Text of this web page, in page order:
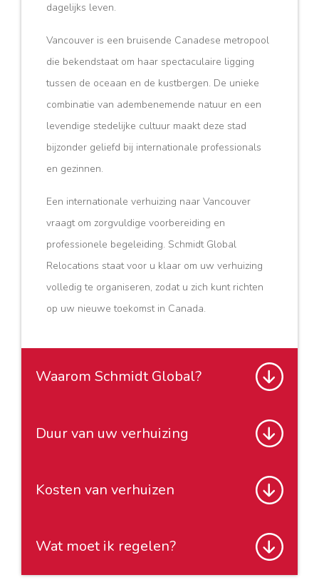
dagelijks leven.
Vancouver is een bruisende Canadese metropool
die bekendstaat om haar spectaculaire ligging
tussen de oceaan en de kustbergen. De unieke
combinatie van adembenemende natuur en een
levendige stedelijke cultuur maakt deze stad
bijzonder geliefd bij internationale professionals
en gezinnen.
Een internationale verhuizing naar Vancouver
vraagt om zorgvuldige voorbereiding en
professionele begeleiding. Schmidt Global
Relocations staat voor u klaar om uw verhuizing
volledig te organiseren, zodat u zich kunt richten
op uw nieuwe toekomst in Canada.
Waarom Schmidt Global?
Waarom Schmidt Global
Vancouver?
praktijk. Vanaf het eerste contactmoment krijgt u
een persoonlijke Move Manager toegewezen.
Duur van uw verhuizing
Hoelang duurt verhuizen
De duur van uw verhuizing naar Vancouver is
Kosten van verhuizen
Wat kost verhuizen naar
Vancouver?
Wat moet ik regelen?